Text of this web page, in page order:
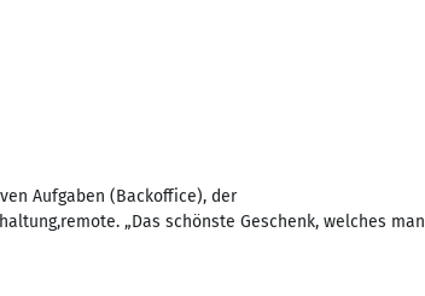
Aufgaben (Backoffice), der
„Das schönste Geschenk, welches man